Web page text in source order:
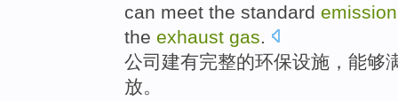
can meet the standard emission
the exhaust gas
公司建有完整的环保设施 ， 能够
放 。